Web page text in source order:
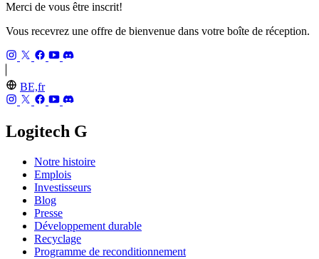
Merci de vous être inscrit!
Vous recevrez une offre de bienvenue dans votre boîte de réception.
BE,fr
Logitech G
Notre histoire
Emplois
Investisseurs
Blog
Presse
Développement durable
Recyclage
Programme de reconditionnement